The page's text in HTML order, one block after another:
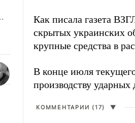
Как писала газета
скрытых украинских
крупные средства в
В конце июля
производству ударных
КОММЕНТАРИИ (17) ▼